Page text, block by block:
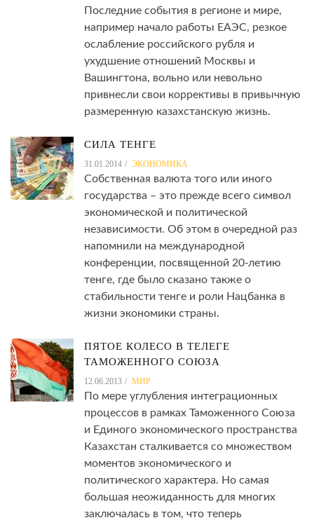
Последние события в регионе и мире,
например начало работы ЕАЭС, резкое
ослабление российского рубля и
ухудшение отношений Москвы и
Вашингтона, вольно или невольно
привнесли свои коррективы в привычную
размеренную казахстанскую жизнь.
СИЛА ТЕНГЕ
31.01.2014 ЭКОНОМИКА
Собственная валюта того или иного
государства – это прежде всего символ
экономической и политической
независимости. Об этом в очередной раз
напомнили на международной
конференции, посвященной 20-летию
тенге, где было сказано также о
стабильности тенге и роли Нацбанка в
жизни экономики страны.
ПЯТОЕ КОЛЕСО В ТЕЛЕГЕ
ТАМОЖЕННОГО СОЮЗА
12.06.2013 МИР
По мере углубления интеграционных
процессов в рамках Таможенного Союза
и Единого экономического пространства
Казахстан сталкивается со множеством
моментов экономического и
политического характера. Но самая
большая неожиданность для многих
заключалась в том, что теперь